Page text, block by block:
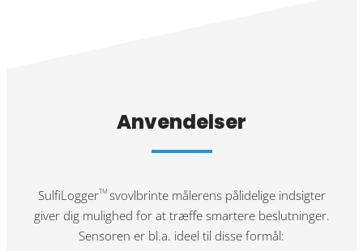
Anvendelser
SulfiLoggerTM svovlbrinte målerens pålidelige indsigter
giver dig mulighed for at træffe smartere beslutninger.
Sensoren er bl.a. ideel til disse formål: